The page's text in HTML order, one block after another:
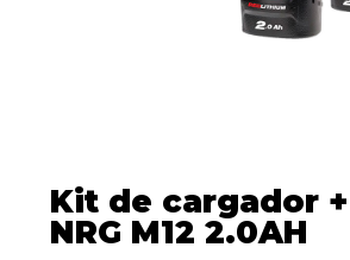
Kit de cargador
NRG M12 2.0AH